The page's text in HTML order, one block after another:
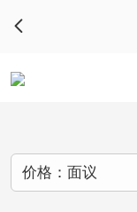

价格：面议